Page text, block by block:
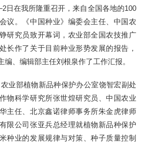
日在我所隆重召开，来自全国各地的100
议。《中国种业》编委会主任、中国农
研究员致开幕词，农业部全国农技推广
长作了关于目前种业形势发展的报告，
编、编辑部主任刘根泉作了工作汇报。
部植物新品种保护办公室饶智宏副处
物科学研究所张世煌研究员、中国农业
主任、北京鑫诺律师事务所朱金虎律师
限公司张亚兵总经理就植物新品种保护
种业的发展规律与对策、种子质量控制